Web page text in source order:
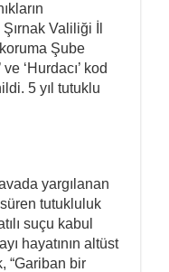
Valiliği İl
Şube
‘Hurdacı’ kod
5 yıl tutuklu
yargılanan
süren tutukluluk
suçu kabul
hayatının altüst
“Gariban bir